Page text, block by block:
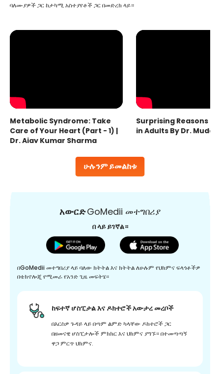
ሁሉንም ይመልከቱ
ባለሙያዎች ጋር ከታካሚ አስተያየቶች ጋር በመድረክ ላይ።
Metabolic Syndrome: Take
Care of Your Heart (Part - 1) |
Dr. Ajay Kumar Sharma
Surprising Reasons
in Adults By Dr.
አውርድGoMedii መተግበሪያ
በ ላይ ይገኛል።
በGoMedii መተግበሪያ ላይ ባለው ክትትል እና ክትትል ለሁሉም የህክምና ፍላጎቶችዎ
በቴክኖሎጂ የሚመራ የአንድ ጊዜ መፍትሄ።
ከፍተኛ ሆስፒታል እና ዶክተሮች አውታረ መረቦች
በእርስዎ ጉዳይ ላይ በጣም ልምድ ካላቸው ዶክተሮች ጋር
በዘመናዊ ሆስፒታሎች ምክክር እና ህክምና ያግኙ። በተመጣጣኝ
ዋጋ ምርጥ ህክምና.